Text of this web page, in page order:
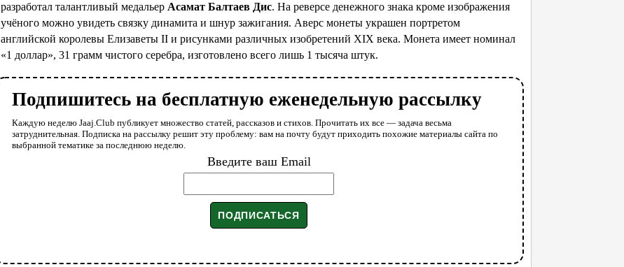
разработал талантливый медальер Асамат Балтаев Дис. На реверсе денежного знака кроме изображения
учёного можно увидеть связку динамита и шнур зажигания. Аверс монеты украшен портретом
английской королевы Елизаветы II и рисунками различных изобретений XIX века. Монета имеет номинал
«1 доллар», 31 грамм чистого серебра, изготовлено всего лишь 1 тысяча штук.
Подпишитесь на бесплатную еженедельную рассылку
Каждую неделю Jaaj.Club публикует множество статей, рассказов и стихов. Прочитать их все — задача весьма
затруднительная. Подписка на рассылку решит эту проблему: вам на почту будут приходить похожие материалы сайта по
выбранной тематике за последнюю неделю.
Введите ваш Email